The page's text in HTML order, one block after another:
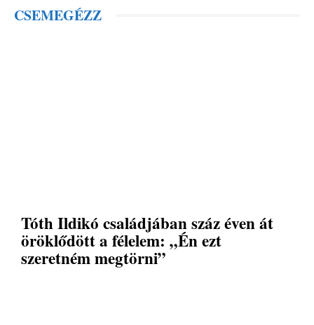
CSEMEGÉZZ
Tóth Ildikó családjában száz éven át
öröklődött a félelem: „Én ezt
szeretném megtörni”